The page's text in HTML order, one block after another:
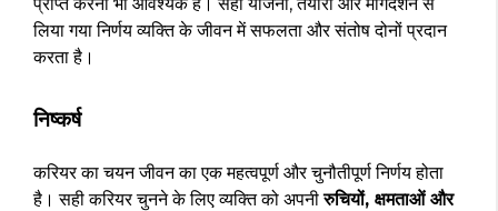
लिया गया निर्णय व्यक्ति के जीवन में सफलता और संतोष दोनों प्रदान
करता है।
निष्कर्ष
करियर का चयन जीवन का एक महत्वपूर्ण और चुनौतीपूर्ण निर्णय होता
है। सही करियर चुनने के लिए व्यक्ति को अपनीरुचियों, क्षमताओं और